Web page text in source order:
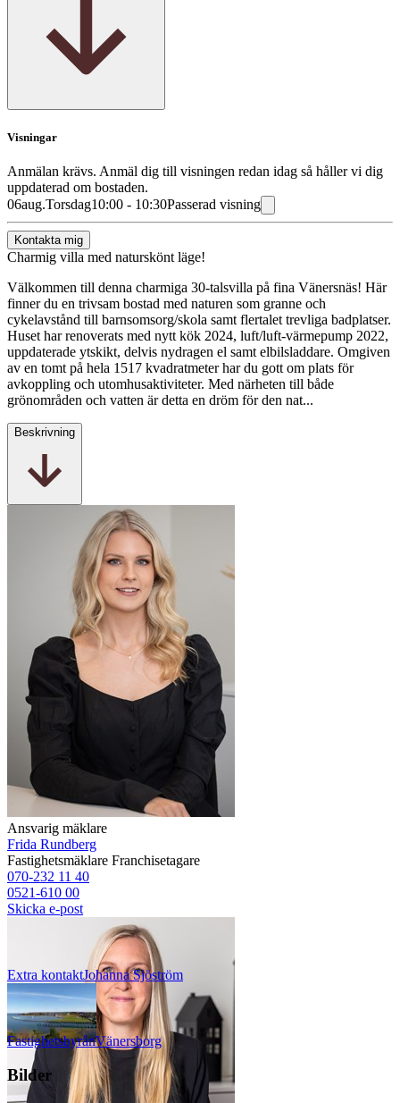
Visningar
Anmälan krävs. Anmäl dig till visningen redan idag så håller vi dig
uppdaterad om bostaden.
06aug.Torsdag10:00 - 10:30Passerad visning
Kontakta mig
Charmig villa med naturskönt läge!
Välkommen till denna charmiga 30-talsvilla på fina Vänersnäs! Här
finner du en trivsam bostad med naturen som granne och
cykelavstånd till barnsomsorg/skola samt flertalet trevliga badplatser.
Huset har renoverats med nytt kök 2024, luft/luft-värmepump 2022,
uppdaterade ytskikt, delvis nydragen el samt elbilsladdare. Omgiven
av en tomt på hela 1517 kvadratmeter har du gott om plats för
avkoppling och utomhusaktiviteter. Med närheten till både
grönområden och vatten är detta en dröm för den nat...
Beskrivning
Ansvarig mäklare
Frida Rundberg
Fastighetsmäklare Franchisetagare
070-232 11 40
0521-610 00
Skicka e-post
Extra kontaktJohanna Sjöström
FastighetsbyrånVänersborg
Bilder